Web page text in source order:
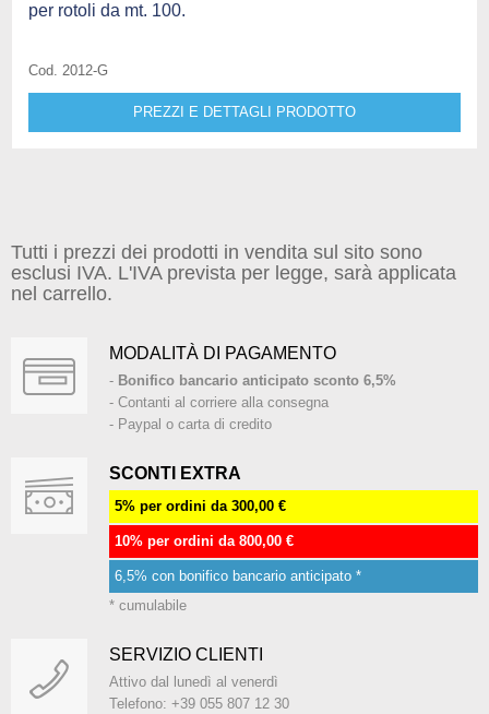
per rotoli da mt. 100.
Cod. 2012-G
PREZZI E DETTAGLI PRODOTTO
Tutti i prezzi dei prodotti in vendita sul sito sono
esclusi IVA. L'IVA prevista per legge, sarà applicata
nel carrello.
MODALITÀ DI PAGAMENTO
- Bonifico bancario anticipato sconto 6,5%
- Contanti al corriere alla consegna
- Paypal o carta di credito
SCONTI EXTRA
5% per ordini da 300,00 €
10% per ordini da 800,00 €
6,5% con bonifico bancario anticipato *
* cumulabile
SERVIZIO CLIENTI
Attivo dal lunedì al venerdì
Telefono: +39 055 807 12 30